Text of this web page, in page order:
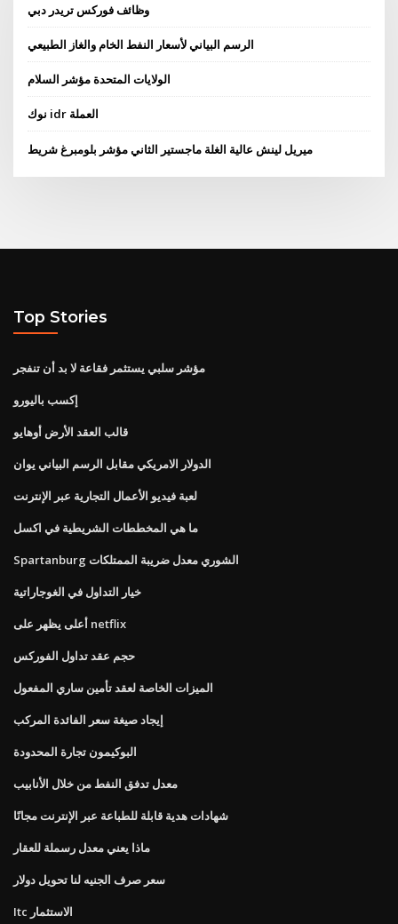
وظائف فوركس تريدر دبي
الرسم البياني لأسعار النفط الخام والغاز الطبيعي
الولايات المتحدة مؤشر السلام
نوك idr العملة
ميريل لينش عالية الغلة ماجستير الثاني مؤشر بلومبرغ شريط
Top Stories
مؤشر سلبي يستثمر فقاعة لا بد أن تنفجر
إكسب باليورو
قالب العقد الأرض أوهايو
الدولار الامريكي مقابل الرسم البياني يوان
لعبة فيديو الأعمال التجارية عبر الإنترنت
ما هي المخططات الشريطية في اكسل
Spartanburg الشوري معدل ضريبة الممتلكات
خيار التداول في الغوجاراتية
أعلى يظهر على netflix
حجم عقد تداول الفوركس
الميزات الخاصة لعقد تأمين ساري المفعول
إيجاد صيغة سعر الفائدة المركب
البوكيمون تجارة المحدودة
معدل تدفق النفط من خلال الأنابيب
شهادات هدية قابلة للطباعة عبر الإنترنت مجانًا
ماذا يعني معدل رسملة للعقار
سعر صرف الجنيه لنا تحويل دولار
Itc الاستثمار